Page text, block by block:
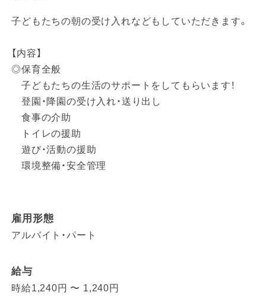
子どもたちの朝の受け入れなどもしていただきます。
【内容】
◎保育全般
子どもたちの生活のサポートをしてもらいます！
登園・降園の受け入れ・送り出し
食事の介助
トイレの援助
遊び・活動の援助
環境整備・安全管理
雇用形態
アルバイト・パート
給与
時給1,240円 〜 1,240円